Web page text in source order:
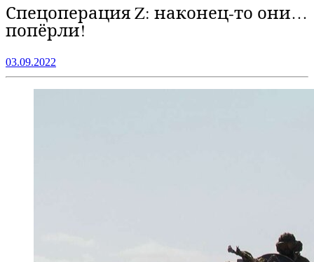
Спецоперация Z: наконец-то они…
попёрли!
03.09.2022